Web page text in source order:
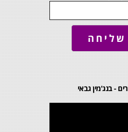
שליחה
- בנג'מין גבאי